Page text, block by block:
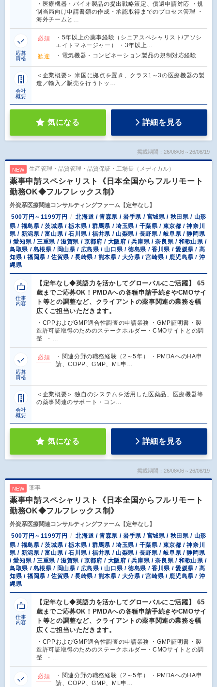
・医療機器・バイオ製品の提出戦略策定、償還申請対応 ・規
制当局向け申請書類の作成・承認取得までのプロセス管理 ・
海外チームと…
応募
資格
必須
・5年以上の薬事経験（シニアスペシャリスト/アソシ
エイトマネージャー） ・3年以上…
歓迎
・電気機器・コンビネーション製品の規制対応経験
会社
概要
＜企業概要＞ 米国に拠点を置き、クラス1～3の医療機器の製
造／輸入／販売を行うトッ…
気になる 詳細を見る
掲載期間：26/08/06～26/08/19
NEW 生産管理・品質管理・品質保証・工場長（メディカル）
薬事申請スペシャリスト《日本全国からフルリモート
勤務OK◆フルフレックス制》
外資系医療関連コンサルティングファーム【定年なし】
500万円～1199万円
北海道 / 青森県 / 岩手県 / 宮城県 / 秋田県 / 山形
県 / 福島県 / 茨城県 / 栃木県 / 群馬県 / 埼玉県 / 千葉県 / 東京都 / 神奈川
県 / 新潟県 / 富山県 / 石川県 / 福井県 / 山梨県 / 長野県 / 岐阜県 / 静岡県
/ 愛知県 / 三重県 / 滋賀県 / 京都府 / 大阪府 / 兵庫県 / 奈良県 / 和歌山県 /
鳥取県 / 島根県 / 岡山県 / 広島県 / 山口県 / 徳島県 / 香川県 / 愛媛県 / 高
知県 / 福岡県 / 佐賀県 / 長崎県 / 熊本県 / 大分県 / 宮崎県 / 鹿児島県 / 沖
縄県
仕事
内容
【定年なし◆英語力を活かしてグローバルにご活躍】 65
歳までご応募OK！PMDAへの各種申請手続きやCMOサイ
ト等との調整など、クライアントの薬事関連の業務を幅
広くご担当いただきます。
・CPPおよびGMP適合性調査の申請業務 ・GMP証明書・製
造許可証取得のためのステークホルダー・CMOサイトとの調
整 ・…
応募
資格
必須
・関連分野の職務経験（2～5年） ・PMDAへのHA申
請、COPP、GMP、ML申…
会社
概要
＜企業概要＞ 独自のシステムを活用した医薬品、医療機器等
の薬事関連のサポート・コン…
気になる 詳細を見る
掲載期間：26/08/06～26/08/19
NEW 薬事
薬事申請スペシャリスト《日本全国からフルリモート
勤務OK◆フルフレックス制》
外資系医療関連コンサルティングファーム【定年なし】
500万円～1199万円
北海道 / 青森県 / 岩手県 / 宮城県 / 秋田県 / 山形
県 / 福島県 / 茨城県 / 栃木県 / 群馬県 / 埼玉県 / 千葉県 / 東京都 / 神奈川
県 / 新潟県 / 富山県 / 石川県 / 福井県 / 山梨県 / 長野県 / 岐阜県 / 静岡県
/ 愛知県 / 三重県 / 滋賀県 / 京都府 / 大阪府 / 兵庫県 / 奈良県 / 和歌山県 /
鳥取県 / 島根県 / 岡山県 / 広島県 / 山口県 / 徳島県 / 香川県 / 愛媛県 / 高
知県 / 福岡県 / 佐賀県 / 長崎県 / 熊本県 / 大分県 / 宮崎県 / 鹿児島県 / 沖
縄県
仕事
内容
【定年なし◆英語力を活かしてグローバルにご活躍】 65
歳までご応募OK！PMDAへの各種申請手続きやCMOサイ
ト等との調整など、クライアントの薬事関連の業務を幅
広くご担当いただきます。
・CPPおよびGMP適合性調査の申請業務 ・GMP証明書・製
造許可証取得のためのステークホルダー・CMOサイトとの調
整 ・…
必須
・関連分野の職務経験（2～5年） ・PMDAへのHA申
請、COPP、GMP、ML申…